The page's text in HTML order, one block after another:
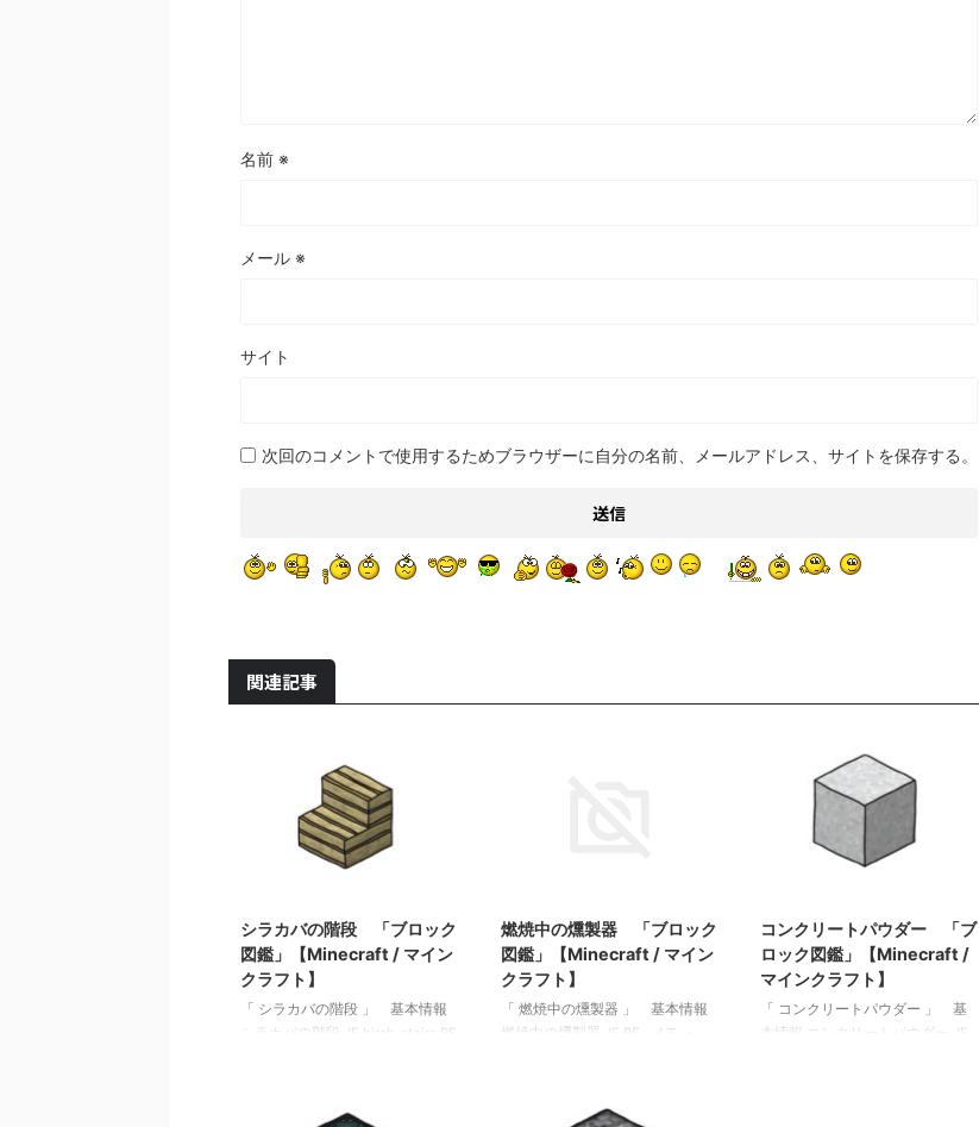
名前 ※
メール ※
サイト
次回のコメントで使用するためブラウザーに自分の名前、メールアドレス、サイトを保存する。
関連記事
シラカバの階段 「ブロック
図鑑」【Minecraft / マイン
クラフト】
「 シラカバの階段 」 基本情報
シラカバの階段 JE birch_stairs BE
燃焼中の燻製器 「ブロック
図鑑」【Minecraft / マイン
クラフト】
「 燃焼中の燻製器 」 基本情報
燃焼中の燻製器 JE BE メモ ・
ラフト】 砂利 「ブロック図
コンクリートパウダー 「ブ
ロック図鑑」【Minecraft /
マインクラフト】
「 コンクリートパウダー 」 基
本情報 コンクリートパウダー JE